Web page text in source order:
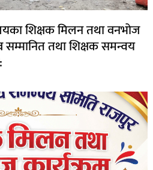
शिक्षक मिलन तथा वनभोज
सम्मानित तथा शिक्षक समन्वय